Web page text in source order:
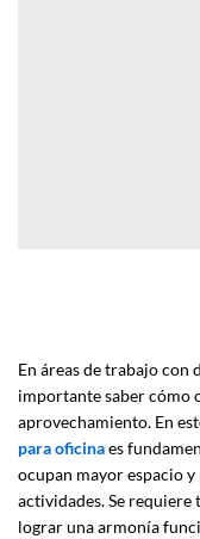
En áreas de trabajo con
importante saber cómo
aprovechamiento. En
para oficinaes
ocupan mayor espacio
actividades. Se
lograr una armonía